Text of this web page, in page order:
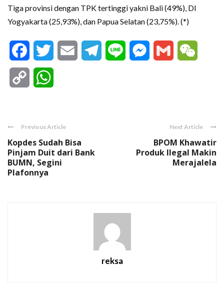
Tiga provinsi dengan TPK tertinggi yakni Bali (49%), DI
Yogyakarta (25,93%), dan Papua Selatan (23,75%). (*)
FacebookTwitter Email Telegram
Line Messenger
Gmail
Copy
Previous Article
Kopdes Sudah Bisa
Pinjam Duit dari Bank
BUMN, Segini
Plafonnya
Next Article
BPOM Khawatir
Produk Ilegal Makin
Merajalela
reksa